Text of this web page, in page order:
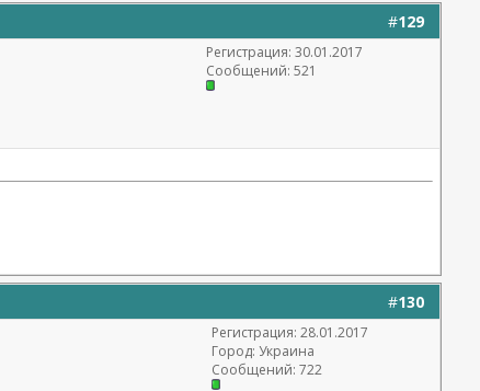
#129
Регистрация: 30.01.2017
Сообщений: 521
#130
Регистрация: 28.01.2017
Город: Украина
Сообщений: 722